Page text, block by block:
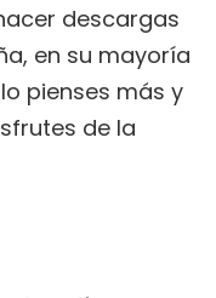
descargas
en su mayoría
pienses más y
de la